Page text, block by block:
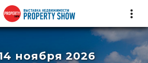
ноября 2026